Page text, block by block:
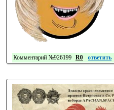
Комментарий №926199 R0 ответить